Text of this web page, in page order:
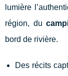
lumière
région, du
bord de rivière.
Des récits